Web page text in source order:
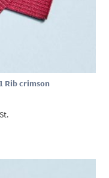
Rib crimson